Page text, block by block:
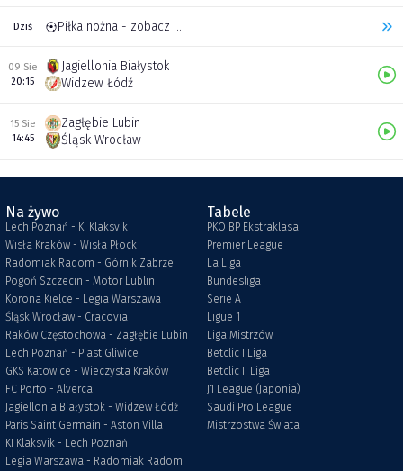
Dziś Piłka nożna - zobacz inne transmisje
09 Sie
20:15
Jagiellonia Białystok
Widzew Łódź
15 Sie
14:45
Zagłębie Lubin
Śląsk Wrocław
Na żywo
Lech Poznań - KI Klaksvik
Wisła Kraków - Wisła Płock
Radomiak Radom - Górnik Zabrze
Pogoń Szczecin - Motor Lublin
Korona Kielce - Legia Warszawa
Śląsk Wrocław - Cracovia
Raków Częstochowa - Zagłębie Lubin
Lech Poznań - Piast Gliwice
GKS Katowice - Wieczysta Kraków
FC Porto - Alverca
Jagiellonia Białystok - Widzew Łódź
Paris Saint Germain - Aston Villa
KI Klaksvik - Lech Poznań
Legia Warszawa - Radomiak Radom
Tabele
PKO BP Ekstraklasa
Premier League
La Liga
Bundesliga
Serie A
Ligue 1
Liga Mistrzów
Betclic I Liga
Betclic II Liga
J1 League (Japonia)
Saudi Pro League
Mistrzostwa Świata